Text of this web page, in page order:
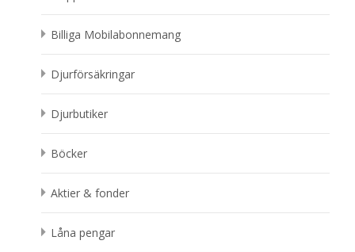
Billiga Mobilabonnemang
Djurförsäkringar
Djurbutiker
Böcker
Aktier & fonder
Låna pengar